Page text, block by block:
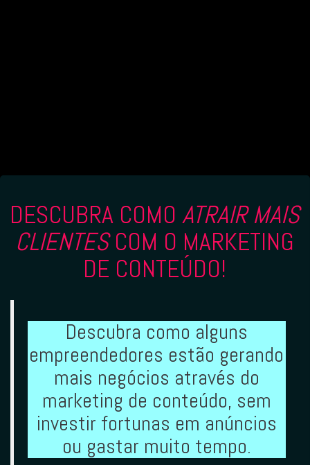
DESCUBRA COMOATRAIR MAIS
CLIENTESCOM O MARKETING
DE CONTEÚDO!
Descubra como alguns
empreendedores estão gerando
mais negócios através do
marketing de conteúdo, sem
investir fortunas em anúncios
ou gastar muito tempo.